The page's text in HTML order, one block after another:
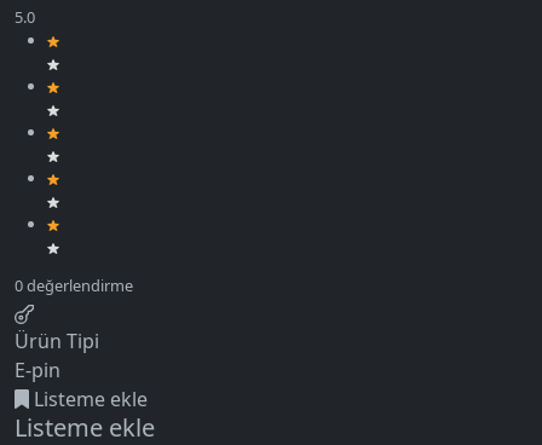
Ürün Tipi
E-pin
Listeme ekle
Listeme ekle